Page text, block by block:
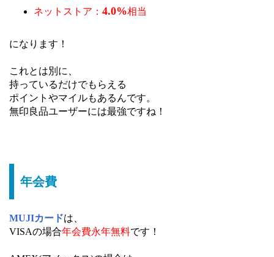
ネットストア： 4.0%相当
になります！
これとは別に、
持っているだけでもらえる
ポイントやマイルもあるんです。
無印良品ユーザーには最強ですね！
年会費
MUJIカードは、
VISAの場合年会費永年無料です！